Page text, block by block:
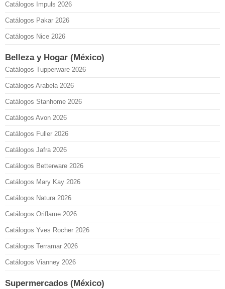
Catálogos Impuls 2026
Catálogos Pakar 2026
Catálogos Nice 2026
Belleza y Hogar (México)
Catálogos Tupperware 2026
Catálogos Arabela 2026
Catálogos Stanhome 2026
Catálogos Avon 2026
Catálogos Fuller 2026
Catálogos Jafra 2026
Catálogos Betterware 2026
Catálogos Mary Kay 2026
Catálogos Natura 2026
Catálogos Oriflame 2026
Catálogos Yves Rocher 2026
Catálogos Terramar 2026
Catálogos Vianney 2026
Supermercados (México)